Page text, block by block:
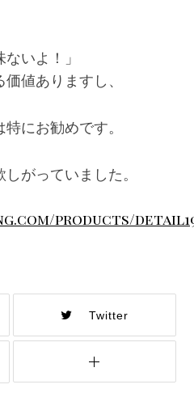
いよ！」
値ありますし、
にお勧めです。
がっていました。
products/
Twitter